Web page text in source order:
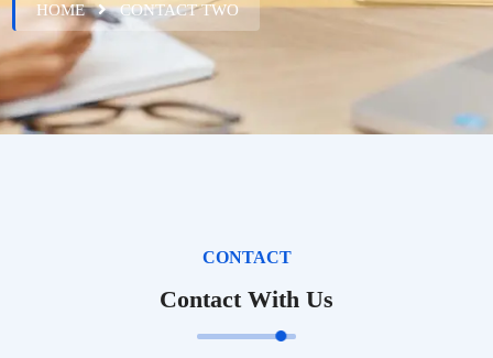
HOME CONTACT TWO
CONTACT
Contact With Us